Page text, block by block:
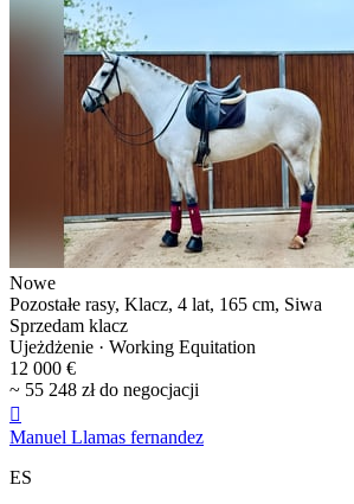
Nowe
Pozostałe rasy, Klacz, 4 lat, 165 cm, Siwa
Sprzedam klacz
Ujeżdżenie · Working Equitation
12 000 €
~ 55 248 zł do negocjacji

Manuel Llamas fernandez
ES